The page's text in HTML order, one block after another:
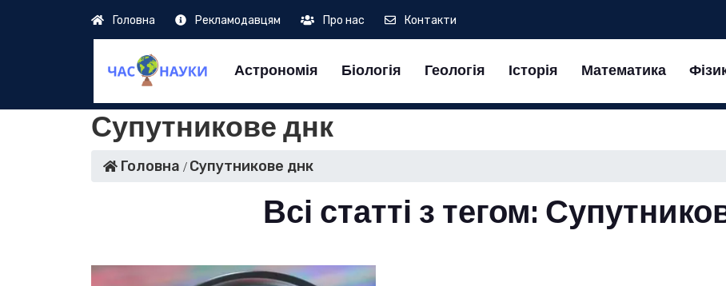
Головна Рекламодавцям Про нас Контакти
Астрономія Біологія Геологія Історія Математика
Супутникове днк
Головна Супутникове днк
Всі статті з тегом: